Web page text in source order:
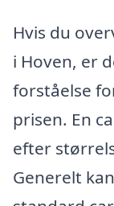
Hvis du
i Hoven, er
forståelse
prisen. En
efter
Generelt